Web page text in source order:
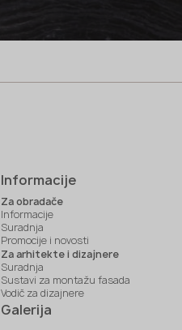
Informacije
Za obradače
Informacije
Suradnja
Promocije i novosti
Za arhitekte i dizajnere
Suradnja
Sustavi za montažu fasada
Vodič za dizajnere
Galerija